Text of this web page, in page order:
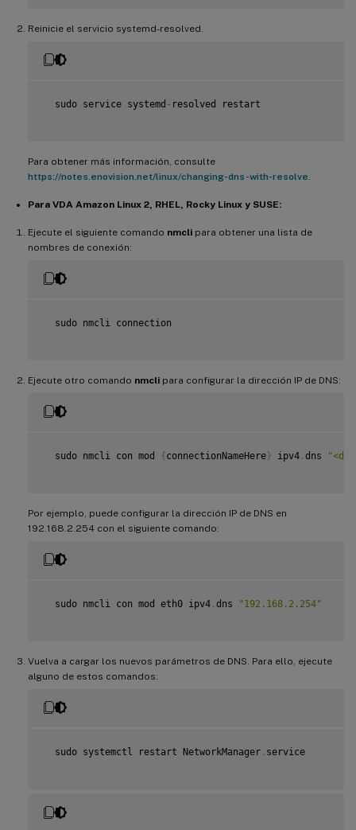
Reinicie el servicio systemd-resolved.
  sudo service systemd
- resolved restart
Para obtener más información, consulte
https://notes.enovision.net/linux/changing-dns-with-resolve
Para VDA Amazon Linux 2, RHEL, Rocky Linux y SUSE:
Ejecute el siguiente comando nmcli para obtener una lista de
nombres de conexión:
  sudo nmcli connection
Ejecute otro comando nmcli para configurar la dirección IP de DNS:
  sudo nmcli con mod
{connectionNameHere} ipv4 . dns
Por ejemplo, puede configurar la dirección IP de DNS en
192.168.2.254 con el siguiente comando:
  sudo nmcli con mod eth0 ipv4
. dns "192.168.2.254"
Vuelva a cargar los nuevos parámetros de DNS. Para ello, ejecute
alguno de estos comandos:
  sudo systemctl restart NetworkManager
. service